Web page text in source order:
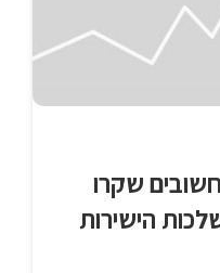
חשובים שקרו
הישירות